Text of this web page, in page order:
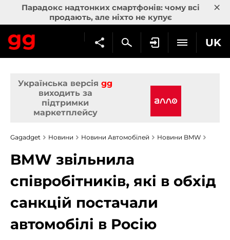
Парадокс надтонких смартфонів: чому всі
продають, але ніхто не купує
×
UK
Українська версія gg
виходить за
підтримки
маркетплейсу
Gagadget Новини Новини Автомобілей Новини BMW
BMW звільнила
співробітників, які в обхід
санкцій постачали
автомобілі в Росію